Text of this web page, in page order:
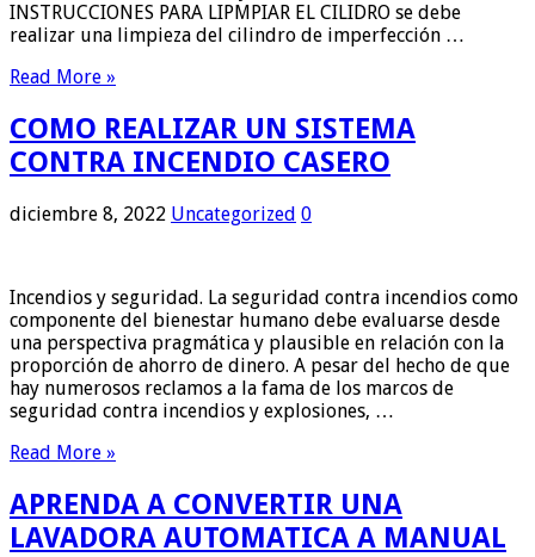
INSTRUCCIONES PARA LIPMPIAR EL CILIDRO se debe
realizar una limpieza del cilindro de imperfección …
Read More »
COMO REALIZAR UN SISTEMA
CONTRA INCENDIO CASERO
diciembre 8, 2022 Uncategorized 0
Incendios y seguridad. La seguridad contra incendios como
componente del bienestar humano debe evaluarse desde
una perspectiva pragmática y plausible en relación con la
proporción de ahorro de dinero. A pesar del hecho de que
hay numerosos reclamos a la fama de los marcos de
seguridad contra incendios y explosiones, …
Read More »
APRENDA A CONVERTIR UNA
LAVADORA AUTOMATICA A MANUAL